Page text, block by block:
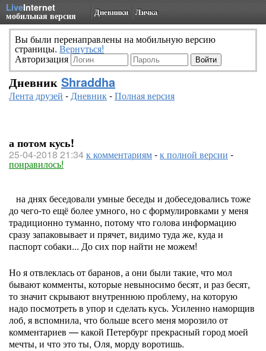
LiveInternet
мобильная версия Дневники Личка
Вы были перенаправлены на мобильную версию
страницы. Вернуться!
Авторизация
Дневник Shraddha
Лента друзей -Дневник-Полная версия
а потом кусь!
25-04-2018 21:34к комментариям-к полной версии -
понравилось!
на днях беседовали умные беседы и добеседовались тоже
до чего-то ещё более умного, но с формулировками у меня
традиционно туманно, потому что голова информацию
сразу запаковывает и прячет, видимо туда же, куда и
паспорт собаки... До сих пор найти не можем!
Но я отвлеклась от баранов, а они были такие, что мол
бывают комменты, которые невыносимо бесят, и раз бесят,
то значит скрывают внутреннюю проблему, на которую
надо посмотреть в упор и сделать кусь. Усиленно наморщив
лоб, я вспомнила, что больше всего меня морозило от
комментариев — какой Петербург прекрасный город моей
мечты, и что это ты, Оля, морду воротишь.